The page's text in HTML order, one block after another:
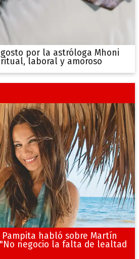
por la astróloga Mhoni
laboral y amoroso
Pampita habló sobre Martín
"No negocio la falta de lealtad